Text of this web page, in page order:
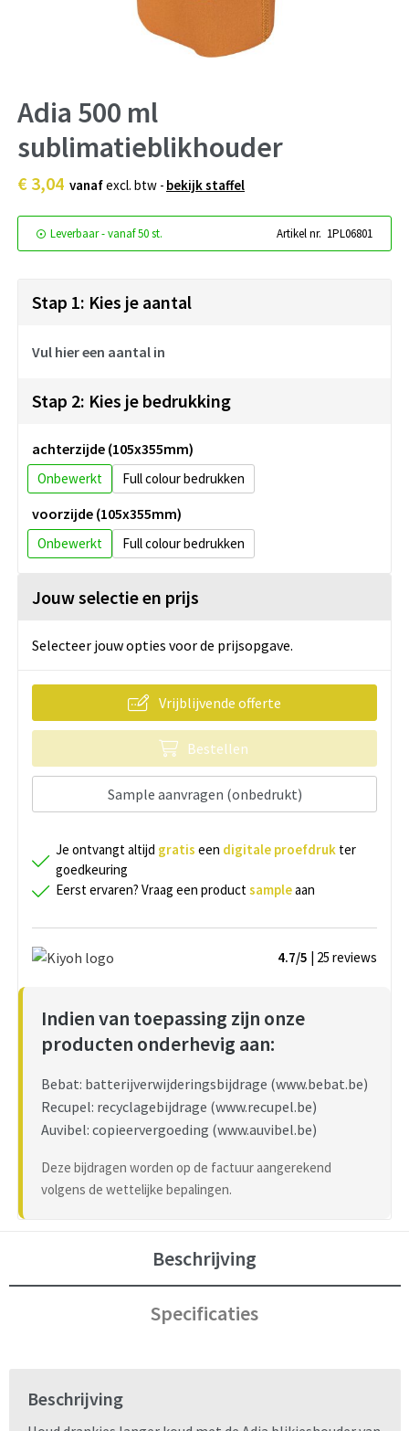
Adia 500 ml
sublimatieblikhouder
€ 3,04 vanafexcl. btw - bekijk staffel
Leverbaar-vanaf50 st. Artikel nr. 1PL06801
Stap 1: Kies je aantal
Vul hier een aantal in
Stap 2: Kies je bedrukking
achterzijde (105x355mm)
Onbewerkt Full colour
voorzijde (105x355mm)
Onbewerkt Full colour
Jouw selectie en prijs
Selecteer jouw opties voor de prijsopgave.
Vrijblijvende offerte
Bestellen
Sample aanvragen (onbedrukt)
Je ontvangt altijd gratis een digitale proefdruk ter
goedkeuring
Eerst ervaren? Vraag een productsampleaan
4.7/5 | 25 reviews
Indien van toepassing zijn onze
producten onderhevig aan:
Bebat: batterijverwijderingsbijdrage (www.bebat.be)
Recupel: recyclagebijdrage (www.recupel.be)
Auvibel: copieervergoeding (www.auvibel.be)
Deze bijdragen worden op de factuur aangerekend
volgens de wettelijke bepalingen.
Beschrijving
Specificaties
Beschrijving